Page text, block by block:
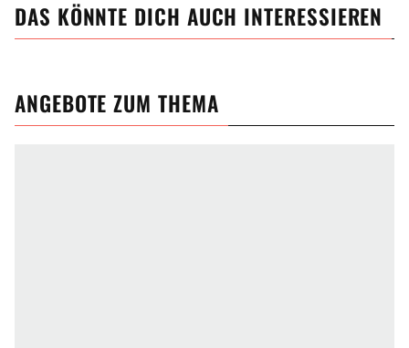
DAS KÖNNTE DICH AUCH INTERESSIEREN
ANGEBOTE ZUM THEMA